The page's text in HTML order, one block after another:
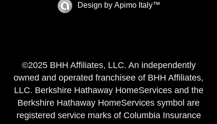
Design by Apimo Italy™
©2025 BHH Affiliates, LLC. An independently
owned and operated franchisee of BHH Affiliates,
LLC. Berkshire Hathaway HomeServices and the
Berkshire Hathaway HomeServices symbol are
registered service marks of Columbia Insurance